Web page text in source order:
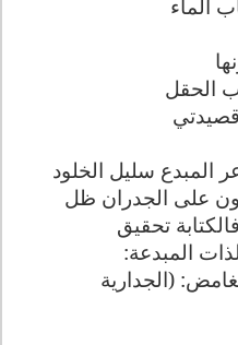
الماء
الحقل
المبدع سليل الخلود
على الجدران ظل
تحقيق
المبدعة:
(الجدارية